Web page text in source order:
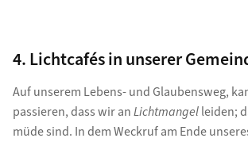
4. Lichtcafés in unserer
Auf unserem Lebens- und Glaubensweg,
passieren, dass wir anLichtmangelleiden;
müde sind. In dem Weckruf am Ende